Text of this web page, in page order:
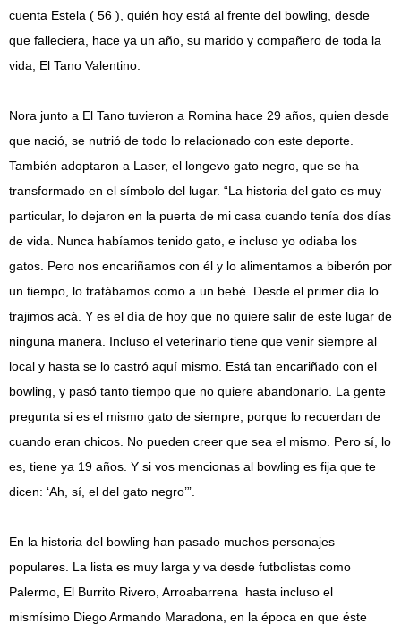
cuenta Estela ( 56 ), quién hoy está al frente del bowling, desde
que falleciera, hace ya un año, su marido y compañero de toda la
vida, El Tano Valentino.
Nora junto a El Tano tuvieron a Romina hace 29 años, quien desde
que nació, se nutrió de todo lo relacionado con este deporte.
También adoptaron a Laser, el longevo gato negro, que se ha
transformado en el símbolo del lugar. “La historia del gato es muy
particular, lo dejaron en la puerta de mi casa cuando tenía dos días
de vida. Nunca habíamos tenido gato, e incluso yo odiaba los
gatos. Pero nos encariñamos con él y lo alimentamos a biberón por
un tiempo, lo tratábamos como a un bebé. Desde el primer día lo
trajimos acá. Y es el día de hoy que no quiere salir de este lugar de
ninguna manera. Incluso el veterinario tiene que venir siempre al
local y hasta se lo castró aquí mismo. Está tan encariñado con el
bowling, y pasó tanto tiempo que no quiere abandonarlo. La gente
pregunta si es el mismo gato de siempre, porque lo recuerdan de
cuando eran chicos. No pueden creer que sea el mismo. Pero sí, lo
es, tiene ya 19 años. Y si vos mencionas al bowling es fija que te
dicen: ‘Ah, sí, el del gato negro’”.
En la historia del bowling han pasado muchos personajes
populares. La lista es muy larga y va desde futbolistas como
Palermo, El Burrito Rivero, Arroabarrena hasta incluso el
mismísimo Diego Armando Maradona, en la época en que éste